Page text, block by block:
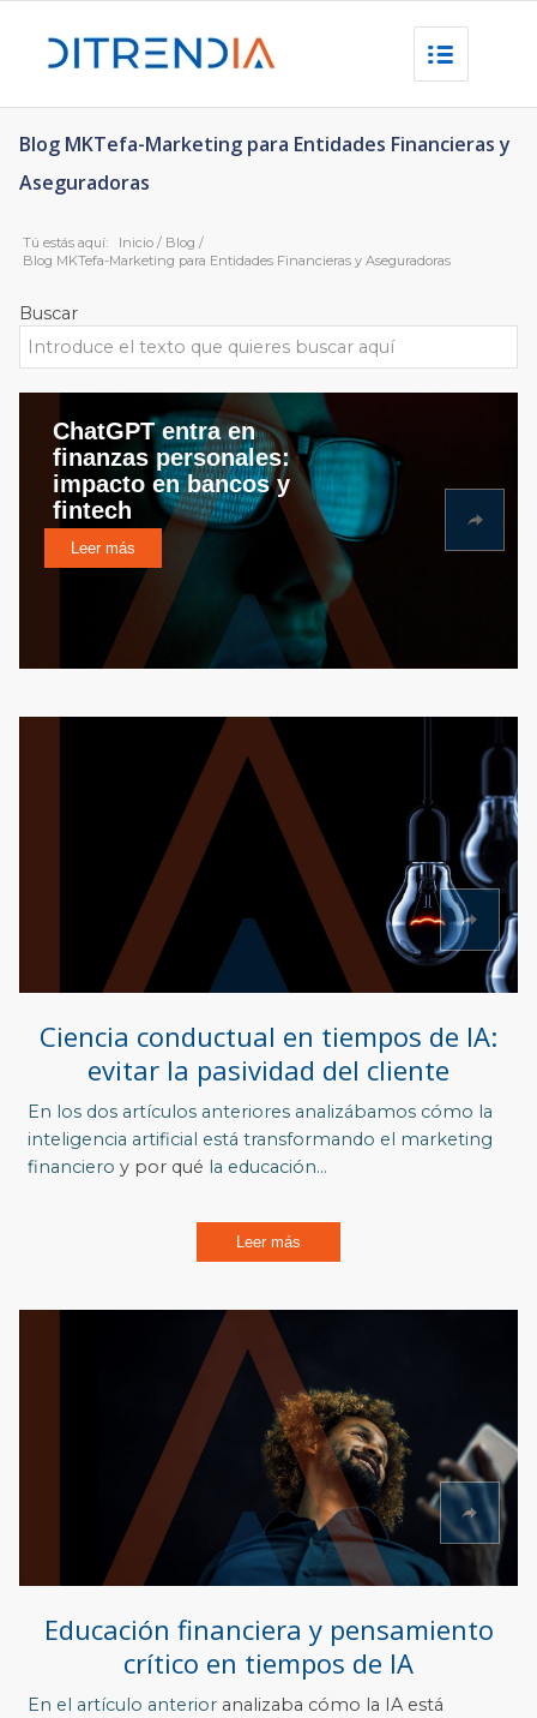
Blog MKTefa-Marketing para Entidades Financieras y
Aseguradoras
Tú estás aquí: Inicio / Blog /
Blog MKTefa-Marketing para Entidades Financieras y Aseguradoras
Buscar
ChatGPT entra en
finanzas personales:
impacto en bancos y
fintech
Leer más
Ciencia conductual en tiempos de IA:
evitar la pasividad del cliente
En los dos artículos anteriores analizábamos cómo la
inteligencia artificial está transformando el marketing
financiero y por qué la educación...
Leer más
Educación financiera y pensamiento
crítico en tiempos de IA
En el artículo anterior analizaba cómo la IA está